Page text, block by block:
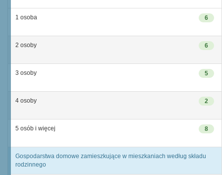
6
1 osoba
6
2 osoby
5
3 osoby
2
4 osoby
8
5 osób i więcej
Gospodarstwa domowe zamieszkujące w mieszkaniach według składu
rodzinnego